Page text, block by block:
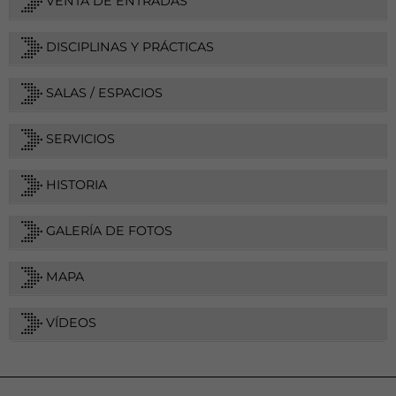
DISCIPLINAS Y PRÁCTICAS
SALAS / ESPACIOS
SERVICIOS
HISTORIA
GALERÍA DE FOTOS
MAPA
VÍDEOS